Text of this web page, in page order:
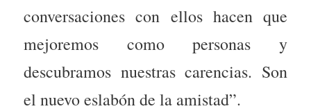
conversaciones con ellos hacen que
mejoremos como personas y
descubramos nuestras carencias. Son
el nuevo eslabón de la amistad”.